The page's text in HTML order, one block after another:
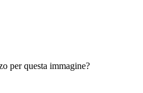
per questa immagine?